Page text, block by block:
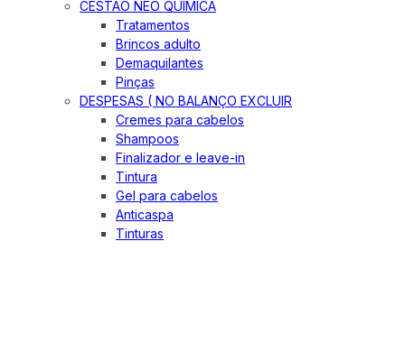
CESTÃO NEO QUIMICA
Tratamentos
Brincos adulto
Demaquilantes
Pinças
DESPESAS ( NO BALANÇO EXCLUIR
Cremes para cabelos
Shampoos
Finalizador e leave-in
Tintura
Gel para cabelos
Anticaspa
Tinturas